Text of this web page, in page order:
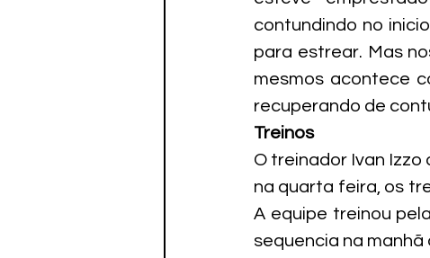
contundindo no
para estrear. Mas
mesmos acontece
recuperando de
Treinos
O treinador Ivan
na quarta feira, os
A equipe treinou
sequencia na manhã